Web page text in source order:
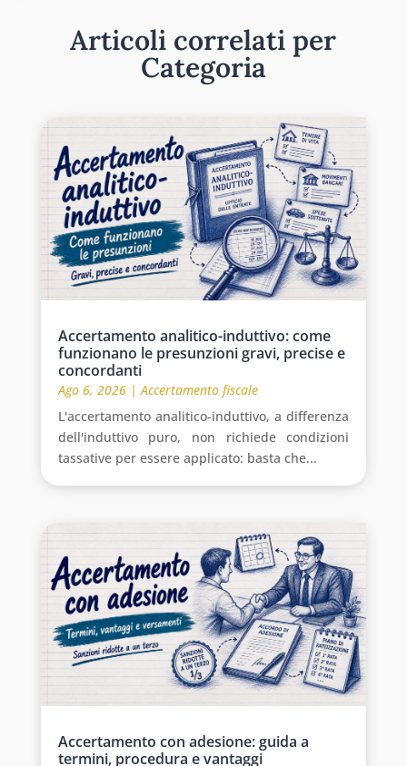
Articoli correlati per
Categoria
Accertamento analitico-induttivo: come
funzionano le presunzioni gravi, precise e
concordanti
Ago 6, 2026|Accertamento fiscale
L'accertamento analitico-induttivo, a differenza
dell'induttivo puro, non richiede condizioni
tassative per essere applicato: basta che...
Accertamento con adesione: guida a
termini, procedura e vantaggi